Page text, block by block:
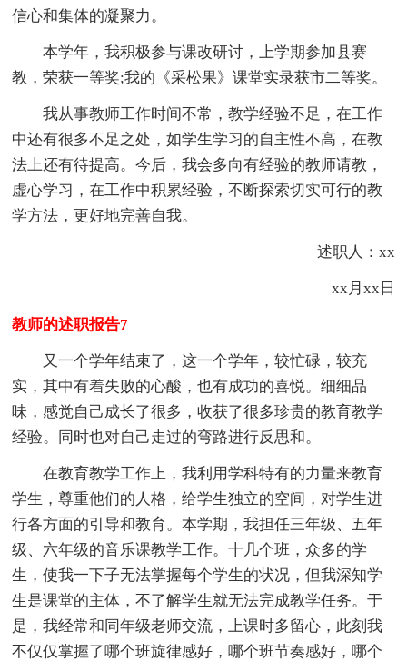
信心和集体的凝聚力。
本学年，我积极参与课改研讨，上学期参加县赛
教，荣获一等奖;我的《采松果》课堂实录获市二等奖。
我从事教师工作时间不常，教学经验不足，在工作
中还有很多不足之处，如学生学习的自主性不高，在教
法上还有待提高。今后，我会多向有经验的教师请教，
虚心学习，在工作中积累经验，不断探索切实可行的教
学方法，更好地完善自我。
述职人：xx
xx月xx日
教师的述职报告7
又一个学年结束了，这一个学年，较忙碌，较充
实，其中有着失败的心酸，也有成功的喜悦。细细品
味，感觉自己成长了很多，收获了很多珍贵的教育教学
经验。同时也对自己走过的弯路进行反思和。
在教育教学工作上，我利用学科特有的力量来教育
学生，尊重他们的人格，给学生独立的空间，对学生进
行各方面的引导和教育。本学期，我担任三年级、五年
级、六年级的音乐课教学工作。十几个班，众多的学
生，使我一下子无法掌握每个学生的状况，但我深知学
生是课堂的主体，不了解学生就无法完成教学任务。于
是，我经常和同年级老师交流，上课时多留心，此刻我
不仅仅掌握了哪个班旋律感好，哪个班节奏感好，哪个